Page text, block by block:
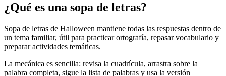
¿Qué es una sopa de letras?
Sopa de letras de Halloween mantiene todas las respuestas dentro de
un tema familiar, útil para practicar ortografía, repasar vocabulario y
preparar actividades temáticas.
La mecánica es sencilla: revisa la cuadrícula, arrastra sobre la
palabra completa, sigue la lista de palabras y usa la versión